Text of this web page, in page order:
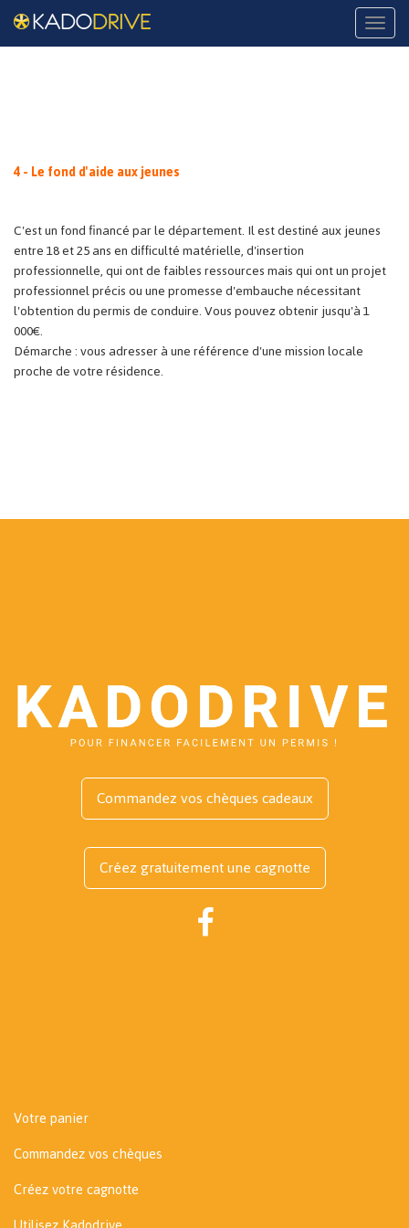
4 - Le fond d'aide aux jeunes
C'est un fond financé par le département. Il est destiné aux jeunes
entre 18 et 25 ans en difficulté matérielle, d'insertion
professionnelle, qui ont de faibles ressources mais qui ont un projet
professionnel précis ou une promesse d'embauche nécessitant
l'obtention du permis de conduire. Vous pouvez obtenir jusqu'à 1
000€.
Démarche : vous adresser à une référence d'une mission locale
proche de votre résidence.
Commandez vos chèques cadeaux
Créez gratuitement une cagnotte
Votre panier
Commandez vos chèques
Créez votre cagnotte